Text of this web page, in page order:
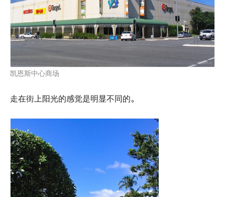
凯恩斯中心商场
走在街上阳光的感觉是明显不同的。